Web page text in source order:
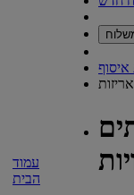
עמוד
הבית
איסוף